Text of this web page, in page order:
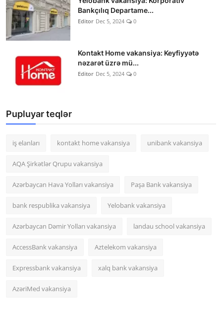
Bankçılıq Departame...
Editor Dec 5, 2024 0
Kontakt Home vakansiya: Keyfiyyətə
nəzarət üzrə mü...
Editor Dec 5, 2024 0
Pupluyar teqlər
iş elanları kontakt home vakansiya unibank vakansiya
AQA Şirkətlər Qrupu vakansiya
Azərbaycan Hava Yolları vakansiya Paşa Bank vakansiya
bank respublika vakansiya Yelobank vakansiya
Azərbaycan Dəmir Yolları vakansiya landau school vakansiya
AccessBank vakansiya Aztelekom vakansiya
Expressbank vakansiya xalq bank vakansiya
AzəriMed vakansiya